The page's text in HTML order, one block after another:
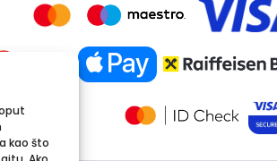
kao što